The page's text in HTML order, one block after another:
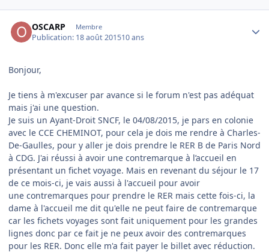
OSCARP Membre
Publication: 18 août 201510 ans
Bonjour,
Je tiens à m'excuser par avance si le forum n'est pas adéquat
mais j'ai une question.
Je suis un Ayant-Droit SNCF, le 04/08/2015, je pars en colonie
avec le CCE CHEMINOT, pour cela je dois me rendre à Charles-
De-Gaulles, pour y aller je dois prendre le RER B de Paris Nord
à CDG. J'ai réussi à avoir une contremarque à l’accueil en
présentant un fichet voyage. Mais en revenant du séjour le 17
de ce mois-ci, je vais aussi à l'accueil pour avoir
une contremarques pour prendre le RER mais cette fois-ci, la
dame à l'accueil me dit qu'elle ne peut faire de contremarque
car les fichets voyages sont fait uniquement pour les grandes
lignes donc par ce fait je ne peux avoir des contremarques
pour les RER. Donc elle m'a fait payer le billet avec réduction.